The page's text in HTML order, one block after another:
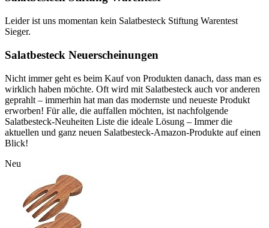
Leider ist uns momentan kein Salatbesteck Stiftung Warentest
Sieger.
Salatbesteck Neuerscheinungen
Nicht immer geht es beim Kauf von Produkten danach, dass man es
wirklich haben möchte. Oft wird mit Salatbesteck auch vor anderen
geprahlt – immerhin hat man das modernste und neueste Produkt
erworben! Für alle, die auffallen möchten, ist nachfolgende
Salatbesteck-Neuheiten Liste die ideale Lösung – Immer die
aktuellen und ganz neuen Salatbesteck-Amazon-Produkte auf einen
Blick!
Neu